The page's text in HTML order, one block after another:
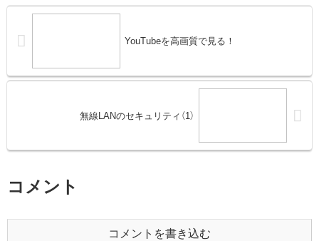
YouTubeを高画質で見る！
無線LANのセキュリティ（1）
コメント
コメントを書き込む